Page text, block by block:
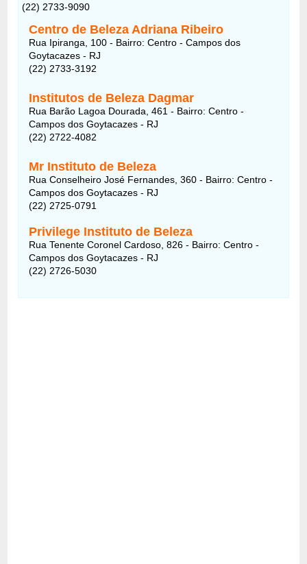
(22) 2733-9090
Centro de Beleza Adriana Ribeiro
Rua Ipiranga, 100 - Bairro: Centro - Campos dos
Goytacazes - RJ
(22) 2733-3192
Institutos de Beleza Dagmar
Rua Barão Lagoa Dourada, 461 - Bairro: Centro -
Campos dos Goytacazes - RJ
(22) 2722-4082
Mr Instituto de Beleza
Rua Conselheiro José Fernandes, 360 - Bairro: Centro -
Campos dos Goytacazes - RJ
(22) 2725-0791
Privilege Instituto de Beleza
Rua Tenente Coronel Cardoso, 826 - Bairro: Centro -
Campos dos Goytacazes - RJ
(22) 2726-5030